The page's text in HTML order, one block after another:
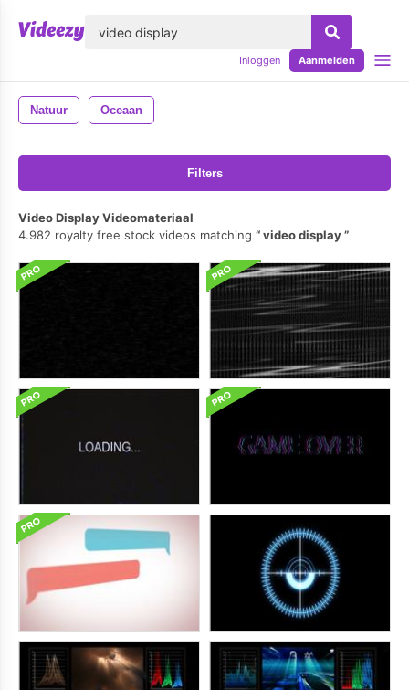
Inloggen Aanmelden
Natuur Oceaan
Filters
Video Display Videomateriaal
4.982 royalty free stock videos matching
video display